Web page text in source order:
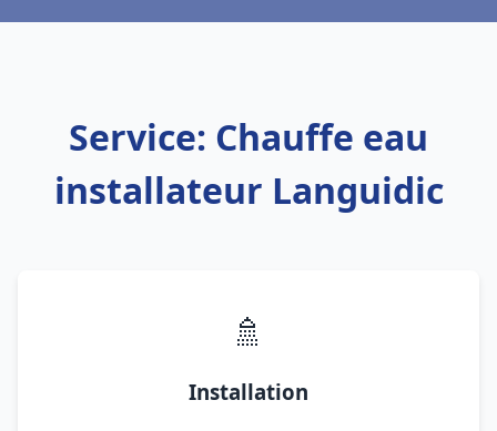
Service: Chauffe eau
installateur Languidic
🚿
Installation